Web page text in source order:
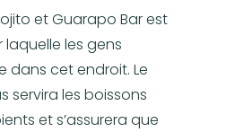
et Guarapo Bar est
les gens
dans cet endroit. Le
servira les boissons
et s’assurera que